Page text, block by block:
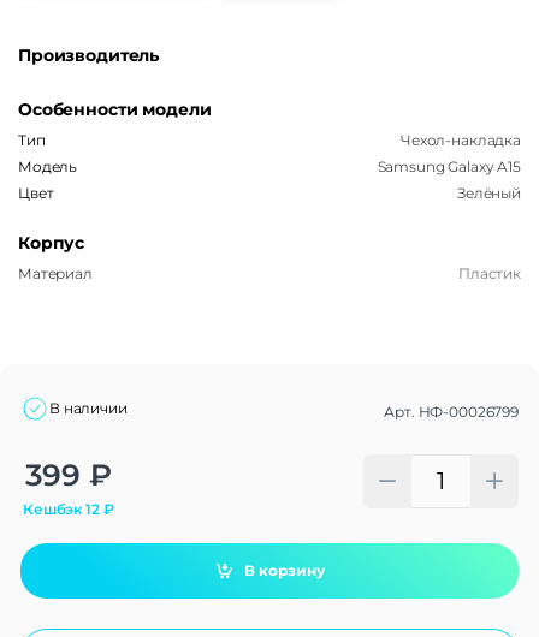
Производитель
Особенности модели
Тип
Чехол-накладка
Модель
Samsung Galaxy A15
Цвет
Зелёный
Корпус
Материал Пластик
В наличии Арт. НФ-00026799
399 ₽
Кешбэк12₽
В корзину
Alternative: